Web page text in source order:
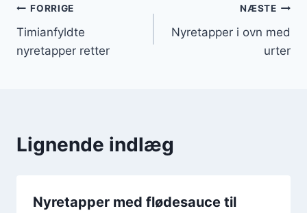
Indlægsnavigation
FORRIGE
Timianfyldte
nyretapper retter
NÆSTE
Nyretapper i ovn med
urter
Lignende indlæg
Nyretapper med flødesauce til